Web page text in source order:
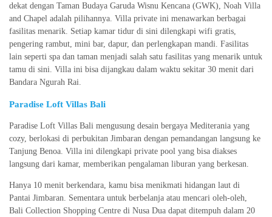
dekat dengan Taman Budaya Garuda Wisnu Kencana (GWK), Noah Villa
and Chapel adalah pilihannya. Villa private ini menawarkan berbagai
fasilitas menarik. Setiap kamar tidur di sini dilengkapi wifi gratis,
pengering rambut, mini bar, dapur, dan perlengkapan mandi. Fasilitas
lain seperti spa dan taman menjadi salah satu fasilitas yang menarik untuk
tamu di sini. Villa ini bisa dijangkau dalam waktu sekitar 30 menit dari
Bandara Ngurah Rai.
Paradise Loft Villas Bali
Paradise Loft Villas Bali mengusung desain bergaya Mediterania yang
cozy, berlokasi di perbukitan Jimbaran dengan pemandangan langsung ke
Tanjung Benoa. Villa ini dilengkapi private pool yang bisa diakses
langsung dari kamar, memberikan pengalaman liburan yang berkesan.
Hanya 10 menit berkendara, kamu bisa menikmati hidangan laut di
Pantai Jimbaran. Sementara untuk berbelanja atau mencari oleh-oleh,
Bali Collection Shopping Centre di Nusa Dua dapat ditempuh dalam 20